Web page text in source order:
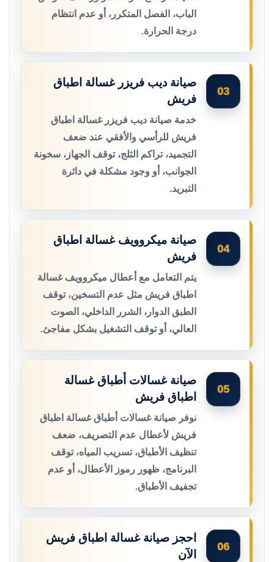
الباب، الفصل المتكرر، أو عدم انتظام
درجة الحرارة.
03
صيانة ديب فريزر غسالة اطباق
فريش
خدمة صيانة ديب فريزر غسالة اطباق
فريش للرأسي والأفقي عند ضعف
التجميد، تراكم الثلج، توقف الجهاز، سخونة
الجوانب، أو وجود مشكلة في دائرة
التبريد.
04
صيانة ميكروويف غسالة اطباق
فريش
يتم التعامل مع أعطال ميكروويف غسالة
اطباق فريش مثل عدم التسخين، توقف
الطبق الدوار، الشرر الداخلي، الصوت
العالي، أو توقف التشغيل بشكل مفاجئ.
05
صيانة غسالات أطباق غسالة
اطباق فريش
نوفر صيانة غسالات أطباق غسالة اطباق
فريش لأعطال عدم التصريف، ضعف
تنظيف الأطباق، تسريب المياه، توقف
البرنامج، ظهور رموز الأعطال، أو عدم
تجفيف الأطباق.
06
احجز صيانة غسالة اطباق فريش
الآن